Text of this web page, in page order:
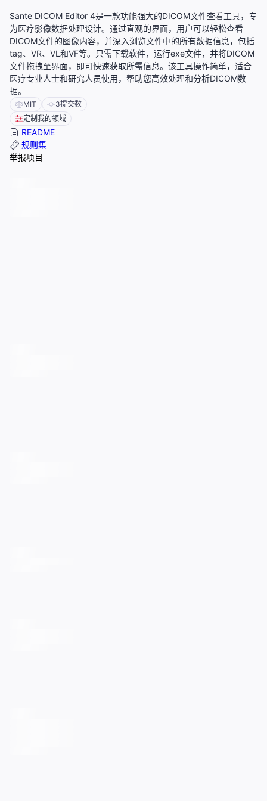
Sante DICOM Editor 4是一款功能强大的DICOM文件查看工具，专
为医疗影像数据处理设计。通过直观的界面，用户可以轻松查看
DICOM文件的图像内容，并深入浏览文件中的所有数据信息，包括
tag、VR、VL和VF等。只需下载软件，运行exe文件，并将DICOM
文件拖拽至界面，即可快速获取所需信息。该工具操作简单，适合
医疗专业人士和研究人员使用，帮助您高效处理和分析DICOM数
据。
MIT 3提交数
定制我的领域
README
规则集
举报项目